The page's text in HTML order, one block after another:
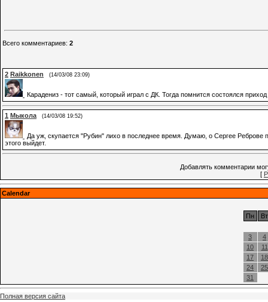
Всего комментариев: 2
2 Raikkonen (14/03/08 23:09)
Карадениз - тот самый, который играл с ДК. Тогда помнится состоялся
1 Мыкола (14/03/08 19:52)
Да уж, скупается "Рубин" лихо в последнее время. Думаю, о Сергее
этого выйдет.
Добавлять комментарии
[
Calendar
Пн Вт
3
4
10
11
17
18
24
25
31
Полная версия сайта